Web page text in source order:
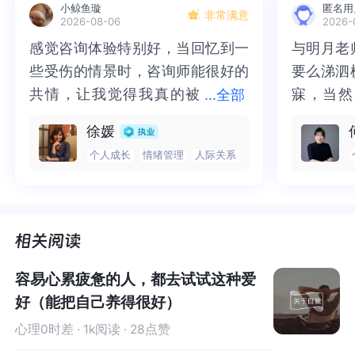
家务活动虽然看似简单，也需策略和计划。做家务并非仅
仅是一项孤立的劳作，而是一个涵盖了多种任务的综合性
活动，需要我们调动各种技能和体力去参与其中。如何安
排家务时间，或有效利用空间储物，这些挑战能触发你的
创造力与解决问题的能力。
研究表明，从事不要求高度专注的活动可以让思维自由发
散。这让你的思维得到休息，并能以新的视角审视老问
2. 家务活与降低痴呆风险相关
研究人员分析了英国生物银行的海量健康数据，涵盖平均
年龄56.5岁的约500,000名参与者，平均跟踪10.7年。
小鲸鱼璇
2026-08-06
非常满意
...全部
感觉咨询体验特别好，当回忆到一
些受伤的情景时，咨询师能很好的
共情，让我觉得我真的被
一部分未处理的情绪被注意到了，
而且当咨询师准确说出我当时的情
觉轻快了很多，感觉轻松了。很感
谢咨询师姐姐！
感觉咨询体验特别好，当回忆到一
些受伤的情景时，咨询师能很好的
共情，让我觉得我真的被抱住了。
处理的情绪被注意到了，而且当咨
询师准确说出我当时的情绪，我感
了很多，感觉轻松了。很感谢咨询
师姐姐！
徐媛
个人成长 情绪管理 人际关系
匿名
2026-
与明月老
要么涕泗
寐，当
来，觉
再困于
与明月老
要么涕泗
寐，当然
不必再
梏，更
容易心累疲惫的人，都去试试这种爱
好（能把自己养得很好）
心理0时差 · 1k阅读 · 28点赞